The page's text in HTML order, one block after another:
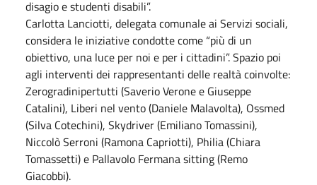
disagio e studenti disabili”.
Carlotta Lanciotti, delegata comunale ai Servizi sociali,
considera le iniziative condotte come “più di un
obiettivo, una luce per noi e per i cittadini”. Spazio poi
agli interventi dei rappresentanti delle realtà coinvolte:
Zerogradinipertutti (Saverio Verone e Giuseppe
Catalini), Liberi nel vento (Daniele Malavolta), Ossmed
(Silva Cotechini), Skydriver (Emiliano Tomassini),
Niccolò Serroni (Ramona Capriotti), Philia (Chiara
Tomassetti) e Pallavolo Fermana sitting (Remo
Giacobbi).